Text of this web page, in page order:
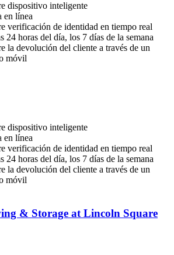
dispositivo inteligente
en línea
verificación de identidad en tiempo real
24 horas del día, los 7 días de la semana
la devolución del cliente a través de un
móvil
dispositivo inteligente
en línea
verificación de identidad en tiempo real
24 horas del día, los 7 días de la semana
la devolución del cliente a través de un
móvil
& Storage at Lincoln Square